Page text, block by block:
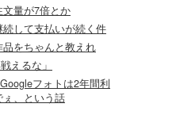
文量が7倍とか
して支払いが続く件
をちゃんと教えれ
えるな」
フォトは2年間利
、という話